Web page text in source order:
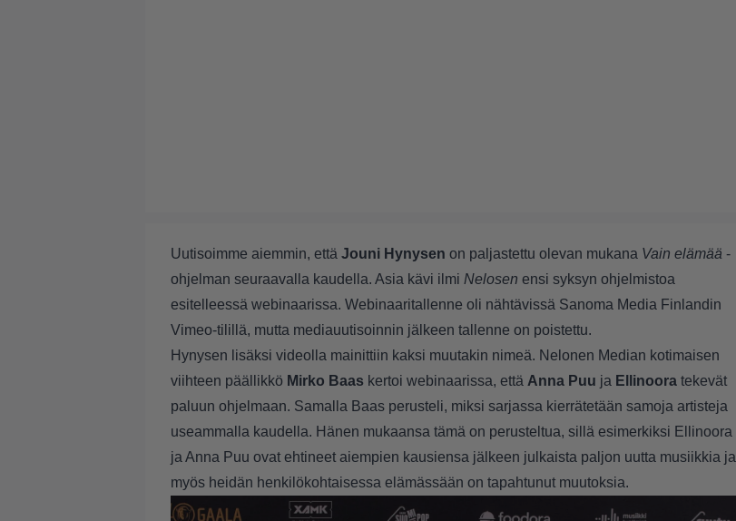
Uutisoimme aiemmin, että Jouni Hynysen on paljastettu olevan mukana Vain elämää -
ohjelman seuraavalla kaudella. Asia kävi ilmi Nelosen ensi syksyn ohjelmistoa
esitelleessä webinaarissa. Webinaaritallenne oli nähtävissä Sanoma Media Finlandin
Vimeo-tilillä, mutta mediauutisoinnin jälkeen tallenne on poistettu.
Hynysen lisäksi videolla mainittiin kaksi muutakin nimeä. Nelonen Median kotimaisen
viihteen päällikkö Mirko Baas kertoi webinaarissa, että Anna Puu ja Ellinoora tekevät
paluun ohjelmaan. Samalla Baas perusteli, miksi sarjassa kierrätetään samoja artisteja
useammalla kaudella. Hänen mukaansa tämä on perusteltua, sillä esimerkiksi Ellinoora
ja Anna Puu ovat ehtineet aiempien kausiensa jälkeen julkaista paljon uutta musiikkia ja
myös heidän henkilökohtaisessa elämässään on tapahtunut muutoksia.